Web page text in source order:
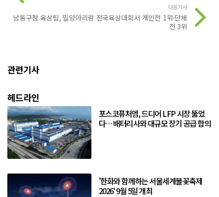
다음기사
남동구청 육상팀, 밀양아리랑 전국육상대회서 개인전 1위·단체
전 3위
관련기사
헤드라인
포스코퓨처엠, 드디어 LFP 시장 뚫었
다… 배터리사와 대규모 장기 공급 합의
'한화와 함께하는 서울세계불꽃축제
2026' 9월 5일 개최